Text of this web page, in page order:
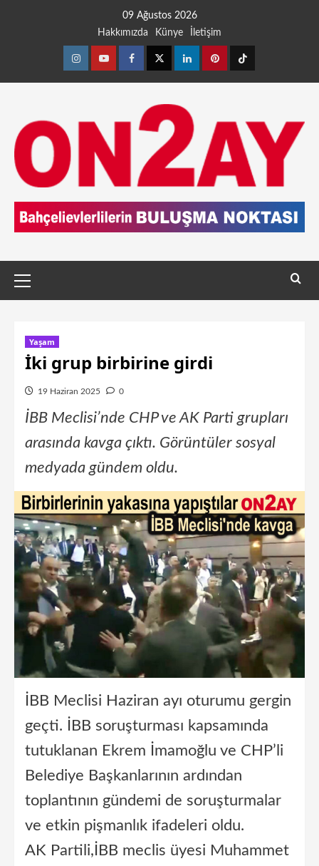
09 Ağustos 2026
Hakkımızda
Künye İletişim
Yaşam
İki grup birbirine girdi
19 Haziran 2025 0
İBB Meclisi’nde CHP ve AK Parti grupları
arasında kavga çıktı. Görüntüler sosyal
medyada gündem oldu.
İBB Meclisi Haziran ayı oturumu gergin
geçti. İBB soruşturması kapsamında
tutuklanan Ekrem İmamoğlu ve CHP’li
Belediye Başkanlarının ardından
toplantının gündemi de soruşturmalar
ve etkin pişmanlık ifadeleri oldu.
AK Partili,İBB meclis üyesi Muhammet